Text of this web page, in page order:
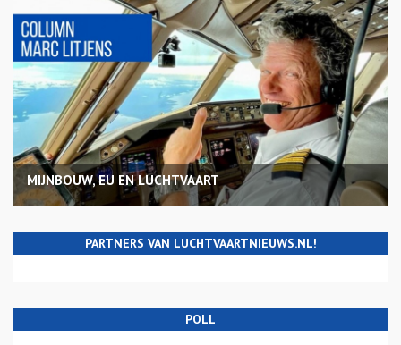
MIJNBOUW, EU EN LUCHTVAART
PARTNERS VAN LUCHTVAARTNIEUWS.NL!
POLL